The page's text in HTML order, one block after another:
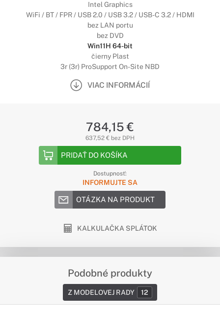
Intel Graphics
WiFi / BT / FPR / USB 2.0 / USB 3.2 / USB-C 3.2 / HDMI
bez LAN portu
bez DVD
Win11H 64-bit
čierny Plast
3r (3r) ProSupport On-Site NBD
VIAC INFORMÁCIÍ
784,15 €
637,52 € bez DPH
PRIDAŤ DO KOŠÍKA
Dostupnosť:
INFORMUJTE SA
OTÁZKA NA PRODUKT
KALKULAČKA SPLÁTOK
Podobné produkty
Z MODELOVEJ RADY 12